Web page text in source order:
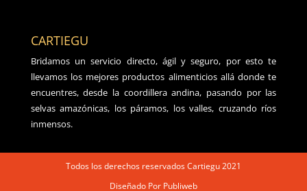
CARTIEGU
Bridamos un servicio directo, ágil y seguro, por esto te
llevamos los mejores productos alimenticios allá donde te
encuentres, desde la coordillera andina, pasando por las
selvas amazónicas, los páramos, los valles, cruzando ríos
inmensos.
Todos los derechos reservados Cartiegu 2021
Diseñado Por Publiweb